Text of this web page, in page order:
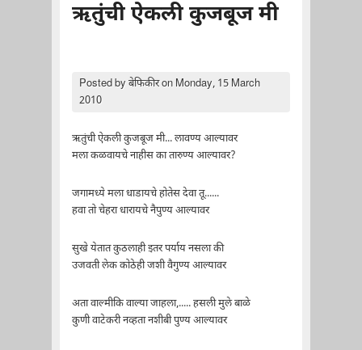
ऋतुंची ऐकली कुजबूज मी
Posted byबेफिकीरon Monday, 15 March
2010
ऋतुंची ऐकली कुजबूज मी... लावण्य आल्यावर
मला कळवायचे नाहीस का तारुण्य आल्यावर?
जगामध्ये मला धाडायचे होतेस देवा तू......
हवा तो चेहरा धारायचे नैपुण्य आल्यावर
सुखे येतात कुठलाही इतर पर्याय नसला की
उजवती लेक कोठेही जशी वैगुण्य आल्यावर
अता वाल्मीकि वाल्या जाहला,..... हसली मुले बाळे
कुणी वाटेकरी नव्हता नशीबी पुण्य आल्यावर